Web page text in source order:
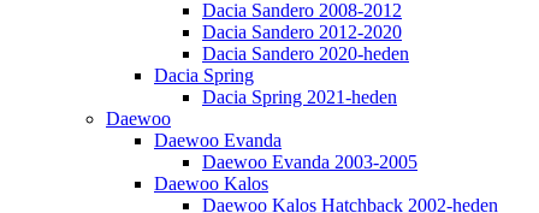
Dacia Sandero 2008-2012
Dacia Sandero 2012-2020
Dacia Sandero 2020-heden
Dacia Spring
Dacia Spring 2021-heden
Daewoo
Daewoo Evanda
Daewoo Evanda 2003-2005
Daewoo Kalos
Daewoo Kalos Hatchback 2002-heden